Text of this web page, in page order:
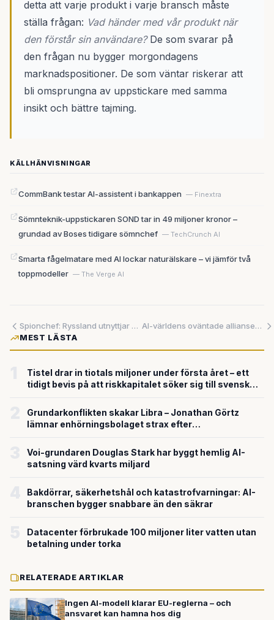
detta att varje produkt i varje bransch måste
ställa frågan: Vad händer med vår produkt när
den förstår sin användare?De som svarar på
den frågan nu bygger morgondagens
marknadspositioner. De som väntar riskerar att
bli omsprungna av uppstickare med samma
insikt och bättre tajming.
KÄLLHÄNVISNINGAR
CommBank testar AI-assistent i bankappen — Finextra
Sömnteknik-uppstickaren SOND tar in 49 miljoner kronor –
grundad av Boses tidigare sömnchef — TechCrunch AI
Smarta fågelmatare med AI lockar naturälskare – vi jämför två
toppmodeller — The Verge AI
Spionchef: Ryssland utnyttjar AI dagligen mot Europa – ny forskning visar att hur vi instruerar tekniken kan vara skillnaden mellan vapen och skydd
AI-världens oväntade allianser: Vem samarbetar med vem – och varför spelar det roll för Sverige?
MEST LÄSTA
Tistel drar in tiotals miljoner under första året – ett
tidigt bevis på att riskkapitalet söker sig till svensk
Grundarkonflikten skakar Libra – Jonathan Görtz
lämnar enhörningsbolaget strax efter
Voi-grundaren Douglas Stark har byggt hemlig AI-
satsning värd kvarts miljard
Bakdörrar, säkerhetshål och katastrofvarningar: AI-
branschen bygger snabbare än den säkrar
Datacenter förbrukade 100 miljoner liter vatten utan
betalning under torka
RELATERADE ARTIKLAR
Ingen AI-modell klarar EU-reglerna – och
ansvaret kan hamna hos dig